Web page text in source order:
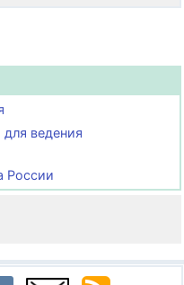
ведения
России